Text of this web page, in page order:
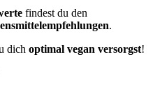
findest du den
.
dich optimal vegan versorgst!